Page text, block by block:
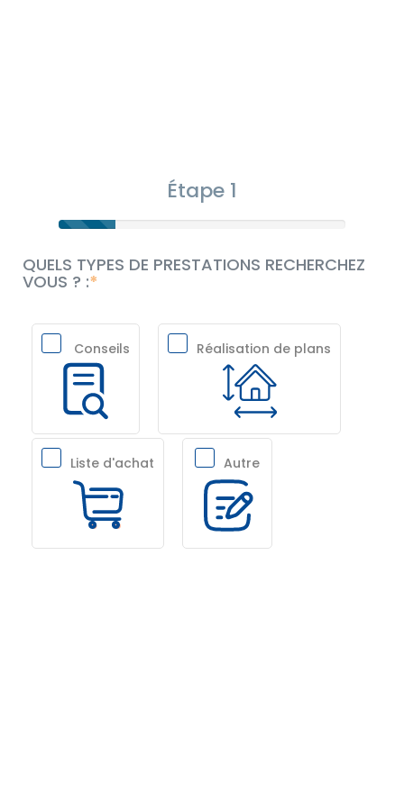
Étape 1
QUELS TYPES DE PRESTATIONS RECHERCHEZ
VOUS ? :
Conseils Réalisation de plans
Liste d'achat Autre